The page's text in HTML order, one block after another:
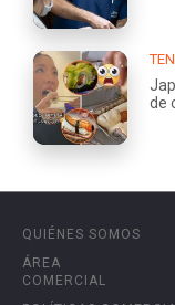
de
QUIÉNES SOMOS
ÁREA
COMERCIAL